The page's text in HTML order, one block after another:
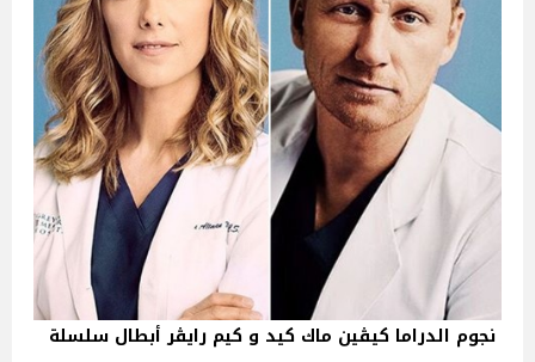
نجوم الدراما كيڤين ماك كيد و كيم رايڤر أبطال سلسلة